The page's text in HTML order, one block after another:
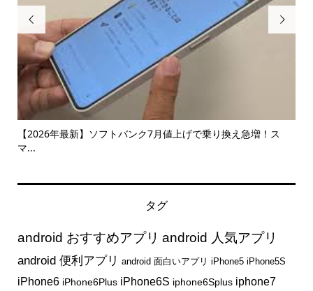

【コスパ最強】Amazonベーシックの無線(ワイヤレス)イヤ...

android 便利アプリ android 面白いアプリ iPhone5 iPhone5S
iPhone6 iPhone6Plus iPhone6S iphone6Splus iphone7